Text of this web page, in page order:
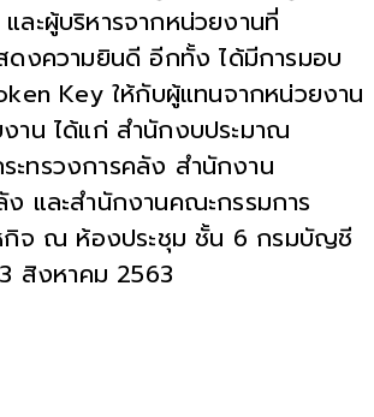
ะผู้บริหารจากหน่วยงานที่
ดงความยินดี อีกทั้ง ได้มีการมอบ
Key ให้กับผู้แทนจากหน่วยงาน
าน ได้แก่ สำนักงบประมาณ
ะทรวงการคลัง สำนักงาน
ง และสำนักงานคณะกรรมการ
กิจ ณ ห้องประชุม ชั้น 6 กรมบัญชี
สิงหาคม 2563